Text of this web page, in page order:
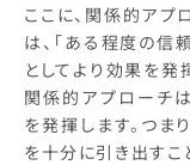
ここに、関係的アプ
は、「ある程度の信
としてより効果を発
関係的アプローチ
を発揮します。つま
を十分に引き出すこ